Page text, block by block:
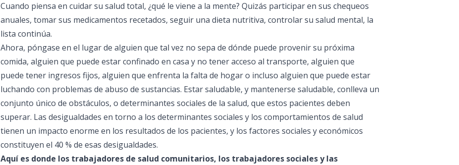
Cuando piensa en cuidar su salud total, ¿qué le viene a la mente? Quizás participar en sus chequeos
anuales, tomar sus medicamentos recetados, seguir una dieta nutritiva, controlar su salud mental, la
lista continúa.
Ahora, póngase en el lugar de alguien que tal vez no sepa de dónde puede provenir su próxima
comida, alguien que puede estar confinado en casa y no tener acceso al transporte, alguien que
puede tener ingresos fijos, alguien que enfrenta la falta de hogar o incluso alguien que puede estar
luchando con problemas de abuso de sustancias. Estar saludable, y mantenerse saludable, conlleva un
conjunto único de obstáculos, o determinantes sociales de la salud, que estos pacientes deben
superar. Las desigualdades en torno a los determinantes sociales y los comportamientos de salud
tienen un impacto enorme en los resultados de los pacientes, y los factores sociales y económicos
constituyen el 40 % de esas desigualdades.
Aquí es donde los trabajadores de salud comunitarios, los trabajadores sociales y las